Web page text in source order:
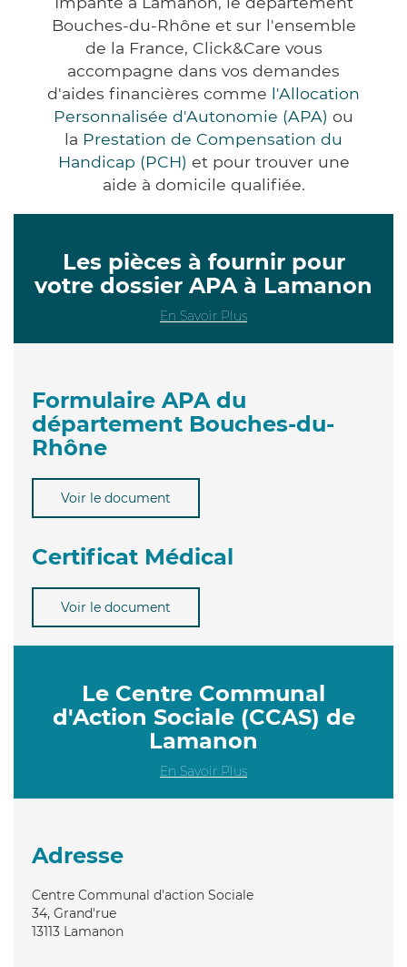
Bouches-du-Rhône et sur l'ensemble
de la France, Click&Care vous
accompagne dans vos demandes
d'aides financières comme l'Allocation
Personnalisée d'Autonomie (APA) ou
la Prestation de Compensation du
Handicap (PCH) et pour trouver une
aide à domicile qualifiée.
Les pièces à fournir pour
votre dossier APA à Lamanon
En Savoir Plus
Formulaire APA du
département Bouches-du-
Rhône
Voir le document
Certificat Médical
Voir le document
Le Centre Communal
d'Action Sociale (CCAS) de
Lamanon
En Savoir Plus
Adresse
Centre Communal d'action Sociale
34, Grand'rue
13113 Lamanon